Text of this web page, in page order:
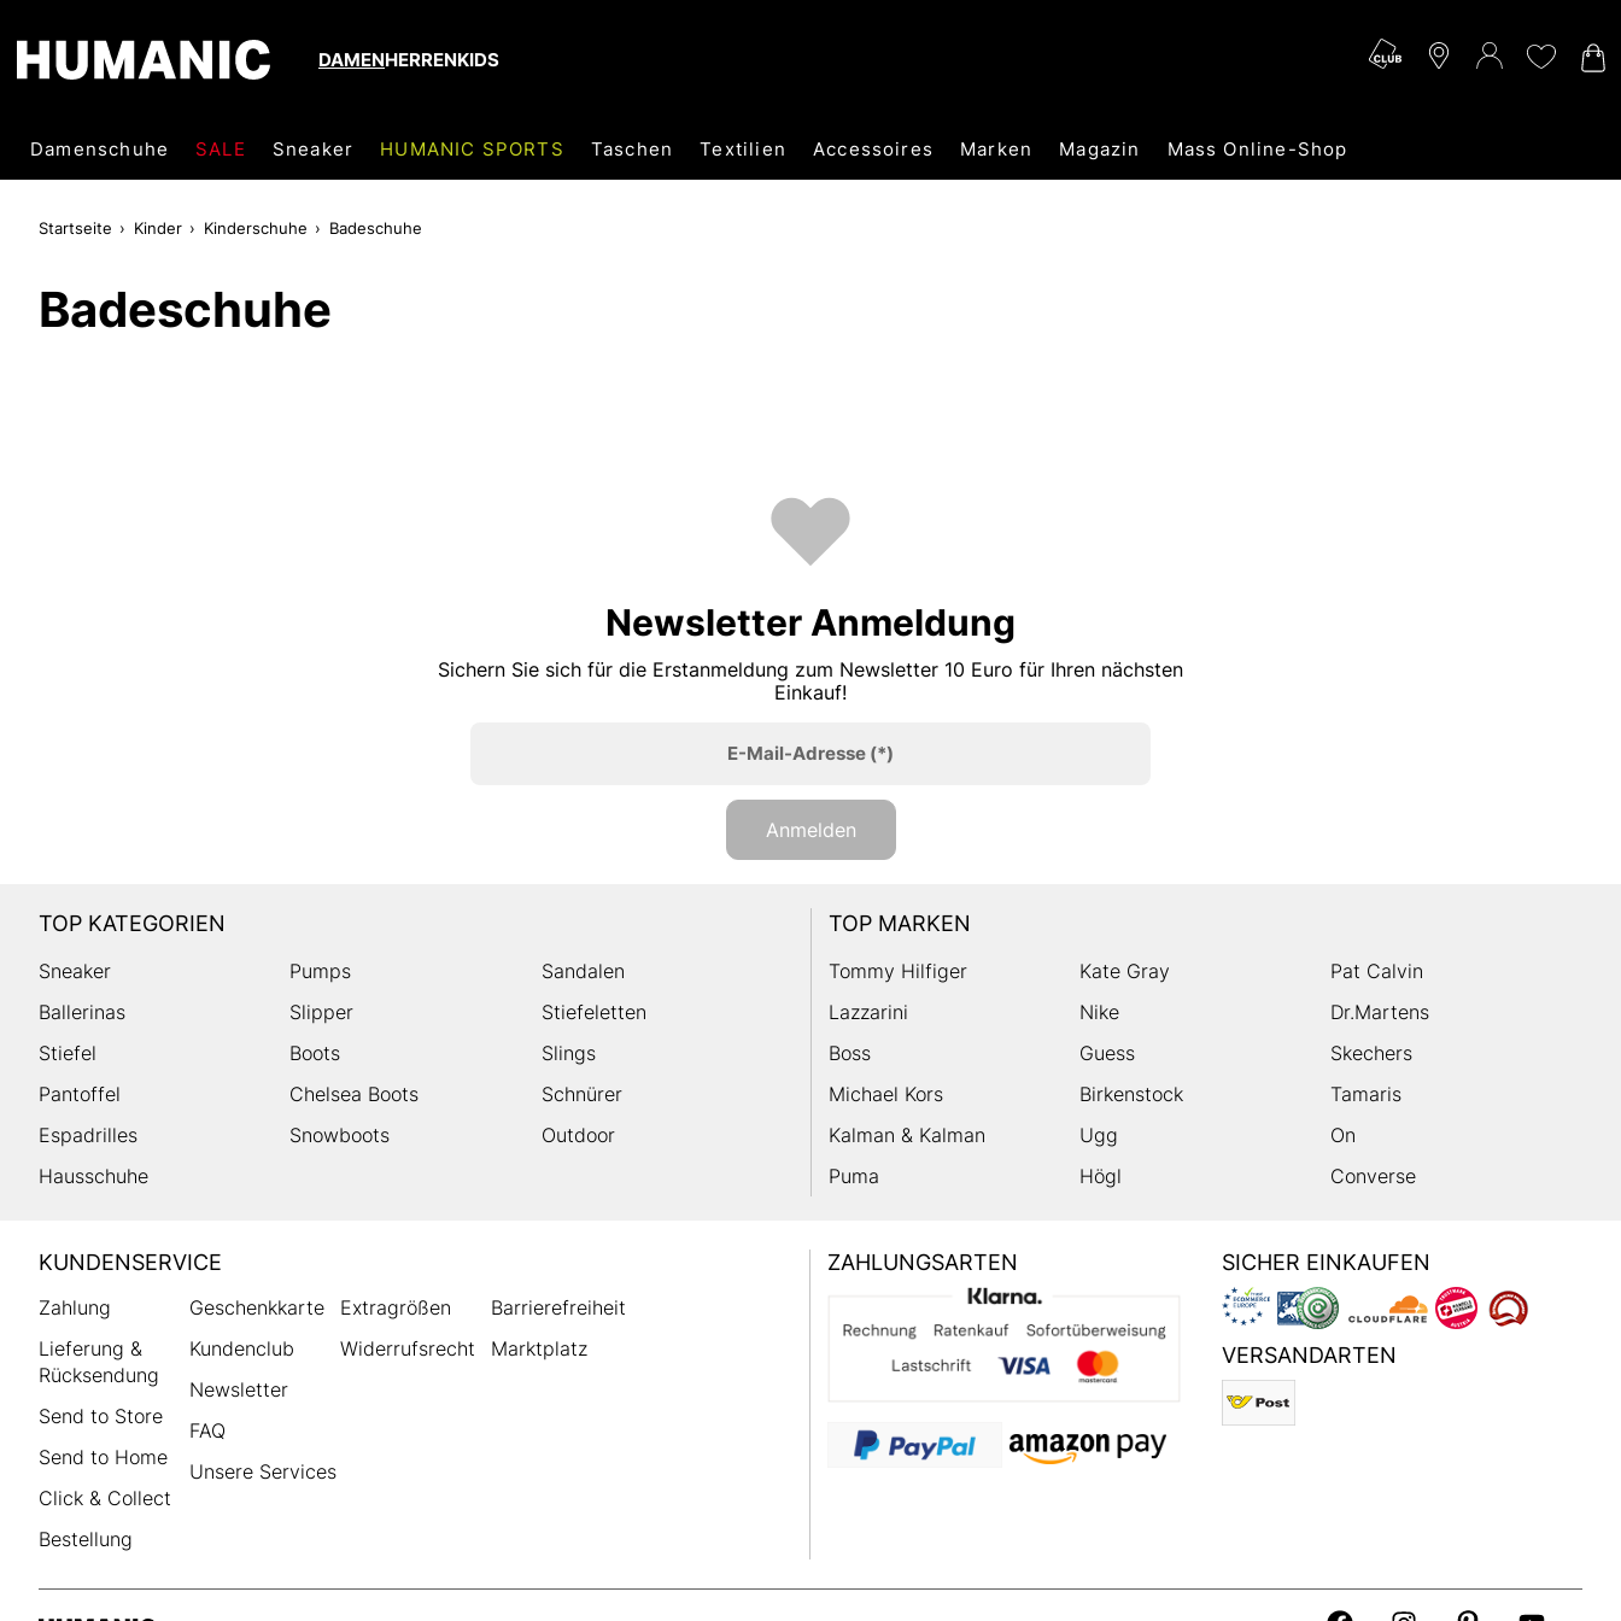
DAMENHERRENKIDS
Damenschuhe SALE Sneaker HUMANIC SPORTS Taschen Textilien Accessoires Marken Magazin Mass Online-Shop
Startseite Kinder Kinderschuhe Badeschuhe
Badeschuhe
Newsletter Anmeldung
Sichern Sie sich für die Erstanmeldung zum Newsletter 10 Euro für Ihren nächsten
Einkauf!
E-Mail-Adresse(*)
Anmelden
TOP KATEGORIEN
Sneaker Pumps
Sandalen
Ballerinas
Slipper
Stiefeletten
Stiefel
Boots
Slings
Pantoffel
Chelsea Boots
Schnürer
Espadrilles
Snowboots
Outdoor
Hausschuhe
TOP MARKEN
Tommy Hilfiger Kate Gray
Pat Calvin
Lazzarini
Nike
Dr.Martens
Boss
Guess
Skechers
Michael Kors
Birkenstock
Tamaris
Kalman & Kalman
Ugg
On
Puma
Högl Converse
HUMANIC
Footer
KUNDENSERVICE
Zahlung
Lieferung &
Rücksendung
Send to Store
Send to Home
Click & Collect
Bestellung
Geschenkkarte
Kundenclub
Newsletter
FAQ
Unsere Services
Extragrößen
Widerrufsrecht
Barrierefreiheit
Marktplatz
ZAHLUNGSARTEN SICHER EINKAUFEN
VERSANDARTEN